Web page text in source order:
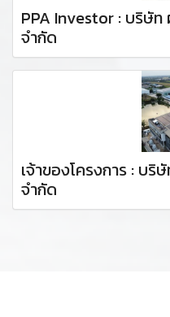
PPA Investor : บริษั
จำกัด
เจ้าของโครงการ : บริ
จำกัด